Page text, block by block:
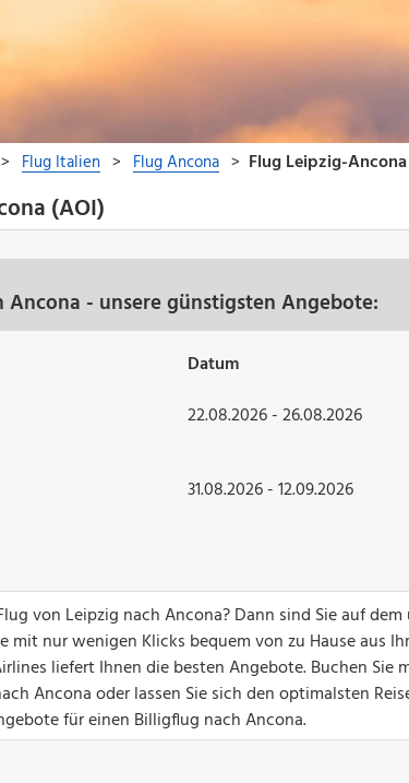
(AOI)
Ancona - unsere günstigsten Angebote:
Datum
22.08.2026 - 26.08.2026
31.08.2026 - 12.09.2026
von Leipzig nach Ancona? Dann sind Sie auf
mit nur wenigen Klicks bequem von zu Hause aus
liefert Ihnen die besten Angebote. Buchen Sie
Ancona oder lassen Sie sich den optimalsten
für einen Billigflug nach Ancona.